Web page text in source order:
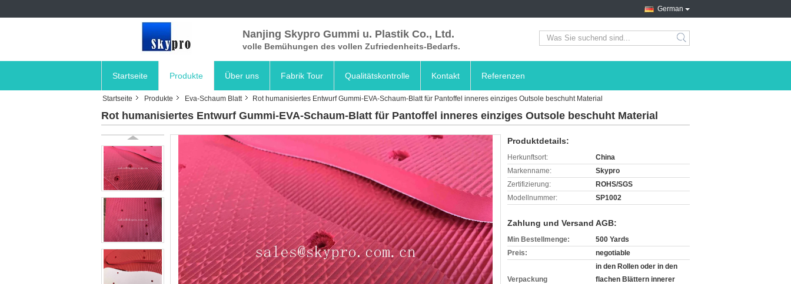
German
Nanjing Skypro Gummi u. Plastik Co., Ltd.
volle Bemühungen des vollen Zufriedenheits-Bedarfs. search
Startseite Produkte Über uns Fabrik Tour Qualitätskontrolle Kontakt Referenzen
Startseite Produkte Eva-Schaum Blatt Rot humanisiertes Entwurf Gummi-EVA-Schaum-Blatt für Pantoffel inneres einziges Outsole beschuht Material
Rot humanisiertes Entwurf Gummi-EVA-Schaum-Blatt für Pantoffel inneres einziges Outsole beschuht Material
Produktdetails:
Herkunftsort:
China
Markenname:
Skypro
Zertifizierung:
ROHS/SGS
Modellnummer:
SP1002
Zahlung und Versand AGB:
Min Bestellmenge:
500 Yards
Preis:
negotiable
Verpackung
in den Rollen oder in den
flachen Blättern innerer